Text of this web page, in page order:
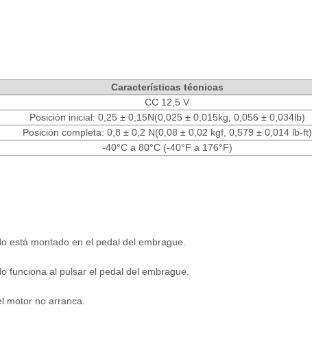
Características técnicas
CC 12,5 V
Posición inicial: 0,25 ± 0,15N(0,025 ± 0,015kg, 0,056 ± 0,034lb)
Posición completa: 0,8 ± 0,2 N(0,08 ± 0,02 kgf, 0,579 ± 0,014 lb-ft)
-40°C a 80°C (-40°F a 176°F)
está montado en el pedal del embrague.
funciona al pulsar el pedal del embrague.
motor no arranca.